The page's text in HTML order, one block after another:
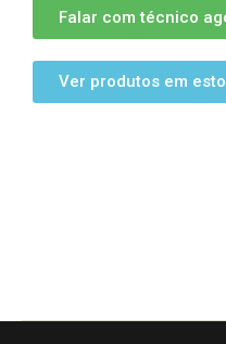
Falar com técnico
Ver produtos em